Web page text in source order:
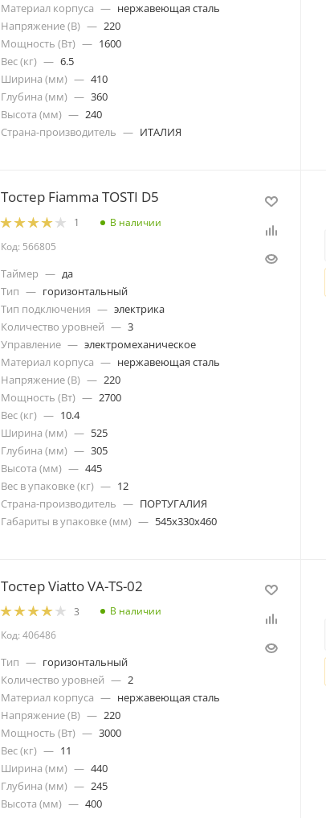
Материал корпуса — нержавеющая сталь
Напряжение (В) — 220
Мощность (Вт) — 1600
Вес (кг) — 6.5
Ширина (мм) — 410
Глубина (мм) — 360
Высота (мм) — 240
Страна-производитель — ИТАЛИЯ
Тостер Fiamma TOSTI D5
1
В наличии
Код: 566805
Таймер — да
Тип — горизонтальный
Тип подключения — электрика
Количество уровней — 3
Управление — электромеханическое
Материал корпуса — нержавеющая сталь
Напряжение (В) — 220
Мощность (Вт) — 2700
Вес (кг) — 10.4
Ширина (мм) — 525
Глубина (мм) — 305
Высота (мм) — 445
Вес в упаковке (кг) — 12
Страна-производитель — ПОРТУГАЛИЯ
Габариты в упаковке (мм) — 545x330x460
Тостер Viatto VA-TS-02
3
В наличии
Код: 406486
Тип — горизонтальный
Количество уровней — 2
Материал корпуса — нержавеющая сталь
Напряжение (В) — 220
Мощность (Вт) — 3000
Вес (кг) — 11
Ширина (мм) — 440
Глубина (мм) — 245
Высота (мм) — 400